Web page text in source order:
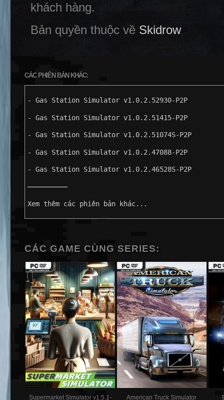
khách hàng.
Bản quyền thuộc về Skidrow
CÁC PHIÊN BẢN KHÁC:
- Gas Station Simulator v1.0.2.52930-P2P
- Gas Station Simulator v1.0.2.51415-P2P
- Gas Station Simulator v1.0.2.51074S-P2P
- Gas Station Simulator v1.0.2.47088-P2P
- Gas Station Simulator v1.0.2.46528S-P2P
——————————
Xem thêm các phiên bản khác...
CÁC GAME CÙNG SERIES:
Supermarket Simulator v1.5.1- American Truck Simulator